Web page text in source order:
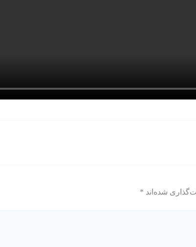
شده‌اند *